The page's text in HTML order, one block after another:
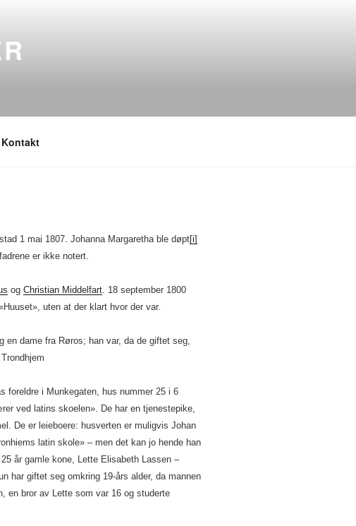
Kontakt
1 mai 1807. Johanna Margaretha ble døpt[i]
er ikke notert.
og Christian Middelfart. 18 september 1800
uten at der klart hvor der var.
en dame fra Røros; han var, da de giftet seg,
foreldre i Munkegaten, hus nummer 25 i 6
ved latins skoelen». De har en tjenestepike,
De er leieboere: husverten er muligvis Johan
latin skole» – men det kan jo hende han
år gamle kone, Lette Elisabeth Lassen –
har giftet seg omkring 19-års alder, da mannen
en bror av Lette som var 16 og studerte